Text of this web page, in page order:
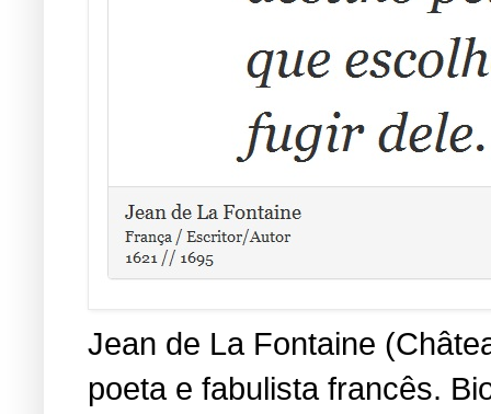
Jean de La Fontaine
poeta e fabulista francês.